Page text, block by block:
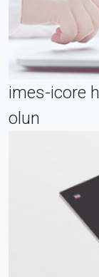
imes-icore
olun